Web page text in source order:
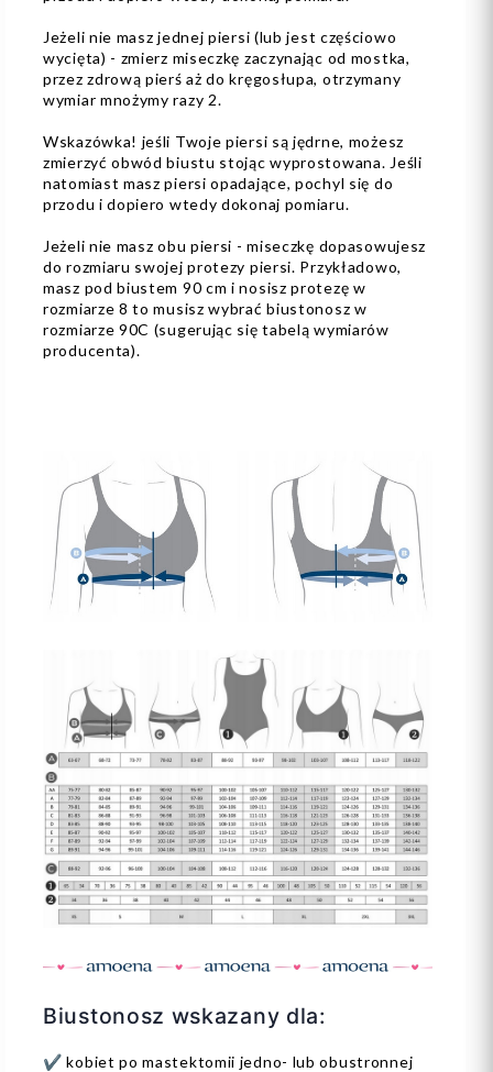
Jeżeli nie masz jednej piersi (lub jest częściowo
wycięta) - zmierz miseczkę zaczynając od mostka,
przez zdrową pierś aż do kręgosłupa, otrzymany
wymiar mnożymy razy 2.
Wskazówka! jeśli Twoje piersi są jędrne, możesz
zmierzyć obwód biustu stojąc wyprostowana. Jeśli
natomiast masz piersi opadające, pochyl się do
przodu i dopiero wtedy dokonaj pomiaru.
Jeżeli nie masz obu piersi - miseczkę dopasowujesz
do rozmiaru swojej protezy piersi. Przykładowo,
masz pod biustem 90 cm i nosisz protezę w
rozmiarze 8 to musisz wybrać biustonosz w
rozmiarze 90C (sugerując się tabelą wymiarów
producenta).
Biustonosz wskazany dla:
✔️ kobiet po mastektomii jedno- lub obustronnej